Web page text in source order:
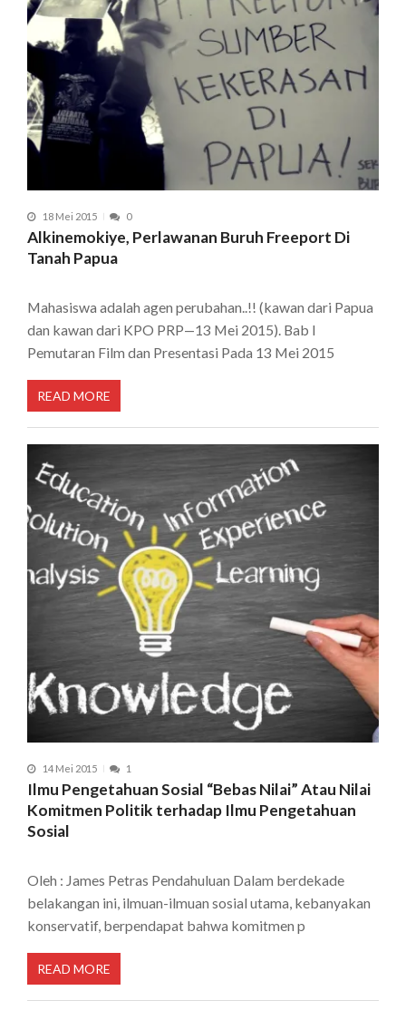
18 Mei 2015 0
Alkinemokiye, Perlawanan Buruh Freeport Di
Tanah Papua
Mahasiswa adalah agen perubahan..!! (kawan dari Papua
dan kawan dari KPO PRP—13 Mei 2015). Bab I
Pemutaran Film dan Presentasi Pada 13 Mei 2015
READ MORE
14 Mei 2015 1
Ilmu Pengetahuan Sosial “Bebas Nilai” Atau Nilai
Komitmen Politik terhadap Ilmu Pengetahuan
Sosial
Oleh : James Petras Pendahuluan Dalam berdekade
belakangan ini, ilmuan-ilmuan sosial utama, kebanyakan
konservatif, berpendapat bahwa komitmen p
READ MORE